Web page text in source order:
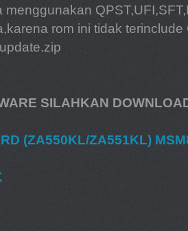
menggunakan
rom ini tidak
SILAHKAN
(ZA550KL/ZA551KL)